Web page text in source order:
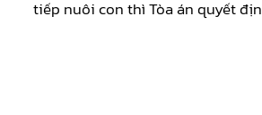
tiếp nuôi con thì Tòa án quyết